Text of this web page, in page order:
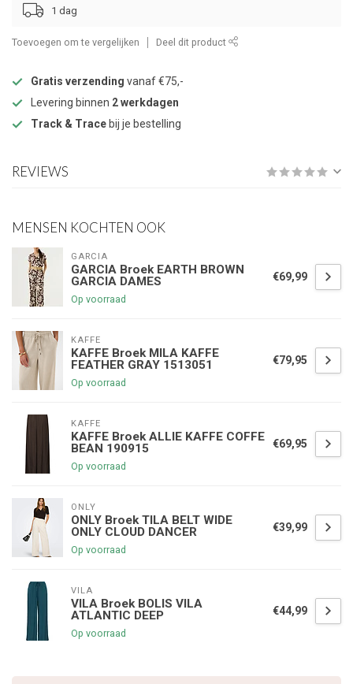
1 dag
Toevoegen om te vergelijken Deel dit product
Gratis verzending vanaf €75,-
Levering binnen 2 werkdagen
Track & Trace bij je bestelling
REVIEWS
MENSEN KOCHTEN OOK
GARCIA
GARCIA Broek EARTH BROWN
GARCIA DAMES
Op voorraad
€69,99
KAFFE
KAFFE Broek MILA KAFFE
FEATHER GRAY 1513051
Op voorraad
€79,95
KAFFE
KAFFE Broek ALLIE KAFFE COFFE
BEAN 190915
Op voorraad
€69,95
ONLY
ONLY Broek TILA BELT WIDE
ONLY CLOUD DANCER
Op voorraad
€39,99
VILA
VILA Broek BOLIS VILA
ATLANTIC DEEP
Op voorraad
€44,99